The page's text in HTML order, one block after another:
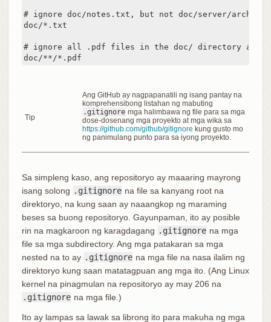
# ignore doc/notes.txt, but not doc/server/arch.txt
doc/*.txt
# ignore all .pdf files in the doc/ directory and
doc/**/*.pdf
Tip
Ang GitHub ay nagpapanatili ng isang pantay na
komprehensibong listahan ng mabuting
.gitignore mga halimbawa ng file para sa mga
dose-dosenang mga proyekto at mga wika sa
https://github.com/github/gitignore kung gusto mo
ng panimulang punto para sa iyong proyekto.
Sa simpleng kaso, ang repositoryo ay maaaring mayrong
isang solong .gitignore na file sa kanyang root na
direktoryo, na kung saan ay naaangkop ng maraming
beses sa buong repositoryo. Gayunpaman, ito ay posible
rin na magkaroon ng karagdagang .gitignore na mga
file sa mga subdirectory. Ang mga patakaran sa mga
nested na to ay .gitignore na mga file na nasa ilalim ng
direktoryo kung saan matatagpuan ang mga ito. (Ang Linux
kernel na pinagmulan na repositoryo ay may 206 na
.gitignore na mga file.)
Ito ay lampas sa lawak sa librong ito para makuha ng mga